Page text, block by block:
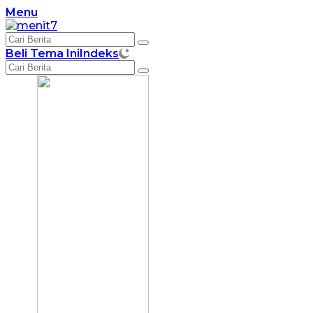
Langsung
ke
konten
Menu
Beli Tema IniIndeks